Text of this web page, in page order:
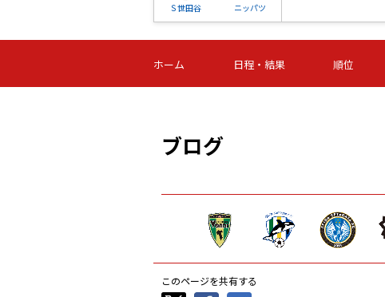
Ｓ世田谷 ニッパツ
-
第16節 09/05 (土) 15:00
ニッパツ
-
第16節 09/05 (土) 15:00
石人の星
-
試合結果 次節
ホーム 日程・結果 順位
ブログ
このページを共有する